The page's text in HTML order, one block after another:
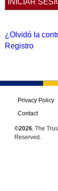
¿Olvidó la
Registro
Privacy Policy
Contact
©2026, The
Reserved.